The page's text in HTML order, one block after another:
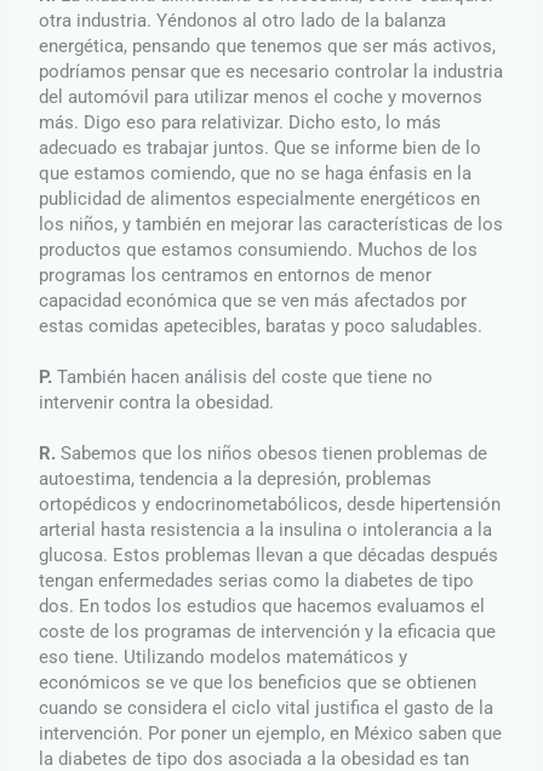
otra industria. Yéndonos al otro lado de la balanza
energética, pensando que tenemos que ser más activos,
podríamos pensar que es necesario controlar la industria
del automóvil para utilizar menos el coche y movernos
más. Digo eso para relativizar. Dicho esto, lo más
adecuado es trabajar juntos. Que se informe bien de lo
que estamos comiendo, que no se haga énfasis en la
publicidad de alimentos especialmente energéticos en
los niños, y también en mejorar las características de los
productos que estamos consumiendo. Muchos de los
programas los centramos en entornos de menor
capacidad económica que se ven más afectados por
estas comidas apetecibles, baratas y poco saludables.
P. También hacen análisis del coste que tiene no
intervenir contra la obesidad.
R. Sabemos que los niños obesos tienen problemas de
autoestima, tendencia a la depresión, problemas
ortopédicos y endocrinometabólicos, desde hipertensión
arterial hasta resistencia a la insulina o intolerancia a la
glucosa. Estos problemas llevan a que décadas después
tengan enfermedades serias como la diabetes de tipo
dos. En todos los estudios que hacemos evaluamos el
coste de los programas de intervención y la eficacia que
eso tiene. Utilizando modelos matemáticos y
económicos se ve que los beneficios que se obtienen
cuando se considera el ciclo vital justifica el gasto de la
intervención. Por poner un ejemplo, en México saben que
la diabetes de tipo dos asociada a la obesidad es tan